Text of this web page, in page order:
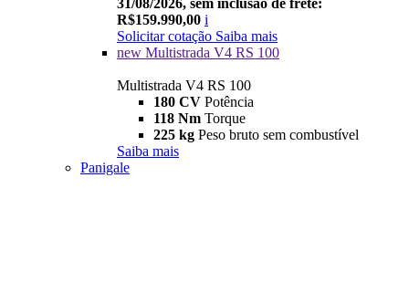
31/08/2026, sem inclusão de frete:
R$159.990,00 i
Solicitar cotação Saiba mais
new Multistrada V4 RS 100
Multistrada V4 RS 100
180 CV Potência
118 Nm Torque
225 kg Peso bruto sem combustível
Saiba mais
Panigale